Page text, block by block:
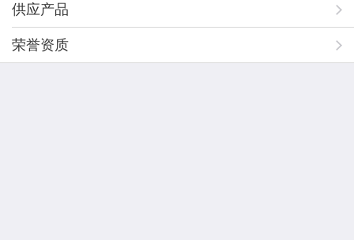
供应产品
荣誉资质